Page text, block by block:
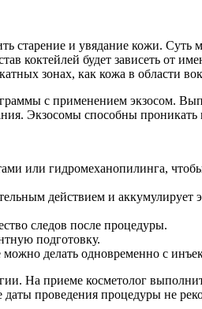
старение и увядание кожи. Суть
коктейлей будет зависеть от
зонах, как кожа в области
с применением экзосом.
Экзосомы способны проникать
или гидромеханопилинга,
действием и аккумулирует
следов после процедуры.
подготовку.
делать одновременно с
На приеме косметолог
проведения процедуры не